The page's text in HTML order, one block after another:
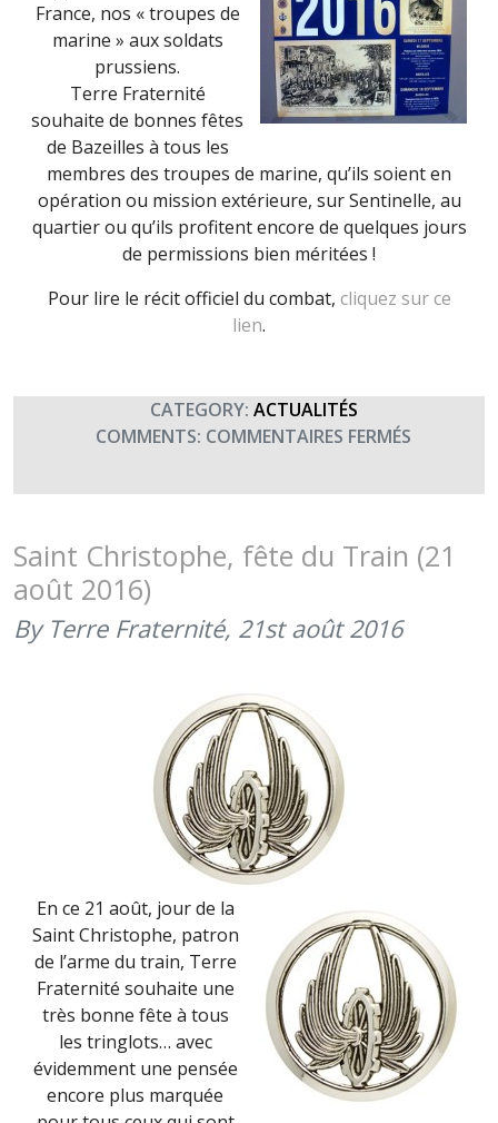
France, nos « troupes de
marine » aux soldats
prussiens.
Terre Fraternité
souhaite de bonnes fêtes
de Bazeilles à tous les
membres des troupes de marine, qu’ils soient en
opération ou mission extérieure, sur Sentinelle, au
quartier ou qu’ils profitent encore de quelques jours
de permissions bien méritées !
Pour lire le récit officiel du combat, cliquez sur ce
lien.
CATEGORY: ACTUALITÉS
COMMENTS: COMMENTAIRES FERMÉS
FÊTE
TROUPES
DE
Saint Christophe, fête du Train (21
août 2016)
By Terre Fraternité, 21st août 2016
En ce 21 août, jour de la
Saint Christophe, patron
de l’arme du train, Terre
Fraternité souhaite une
très bonne fête à tous
les tringlots… avec
évidemment une pensée
encore plus marquée